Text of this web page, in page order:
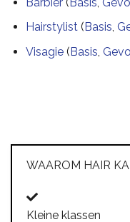
Hairstylist( Basis,
Visagie(Basis,
WAAROM HAIR
Kleine klassen